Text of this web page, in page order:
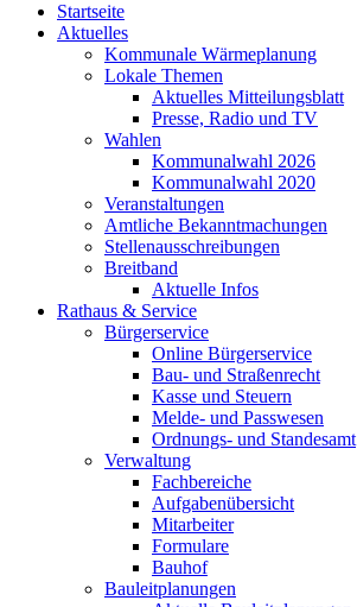
Startseite
Aktuelles
Kommunale Wärmeplanung
Lokale Themen
Aktuelles Mitteilungsblatt
Presse, Radio und TV
Wahlen
Kommunalwahl 2026
Kommunalwahl 2020
Veranstaltungen
Amtliche Bekanntmachungen
Stellenausschreibungen
Breitband
Aktuelle Infos
Rathaus & Service
Bürgerservice
Online Bürgerservice
Bau- und Straßenrecht
Kasse und Steuern
Melde- und Passwesen
Ordnungs- und Standesamt
Verwaltung
Fachbereiche
Aufgabenübersicht
Mitarbeiter
Formulare
Bauhof
Bauleitplanungen